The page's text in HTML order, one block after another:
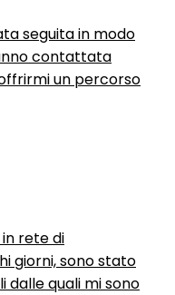
seguita in modo
contattata
un percorso
rete di
giorni, sono stato
quali mi sono